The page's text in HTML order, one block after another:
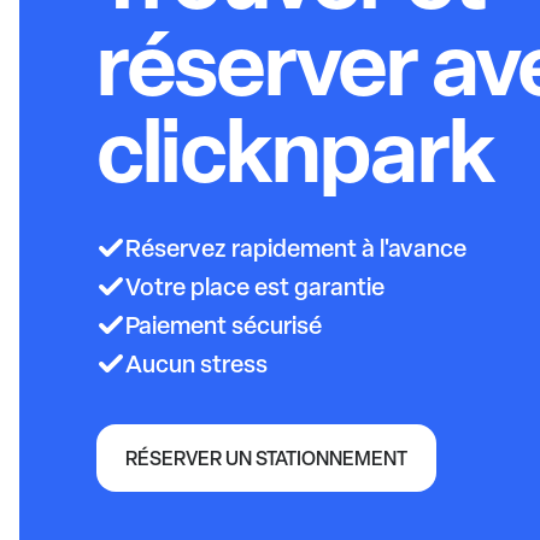
réserver
clicknpark
Réservez rapidement à l'avance
Votre place est garantie
Paiement sécurisé
Aucun stress
RÉSERVER UN STATIONNEMENT